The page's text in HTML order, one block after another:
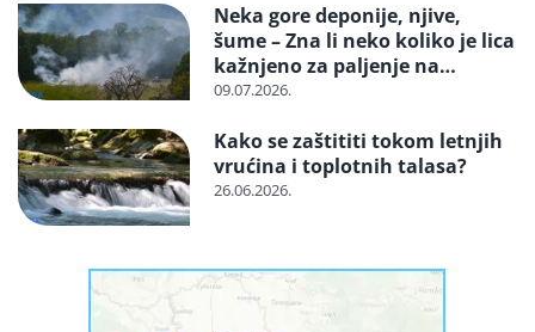
Neka gore deponije, njive,
šume – Zna li neko koliko je lica
kažnjeno za paljenje na
otvorenom
09.07.2026.
Kako se zaštititi tokom letnjih
vrućina i toplotnih talasa?
26.06.2026.